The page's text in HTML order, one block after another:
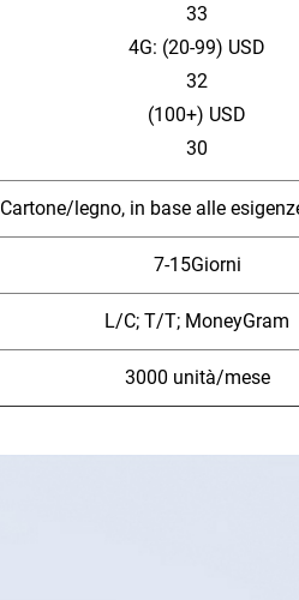
33
4G: (20-99) USD
32
(100+) USD
30
Cartone/legno, in base alle
7-15Giorni
L/C; T/T; MoneyGram
3000 unità/mese